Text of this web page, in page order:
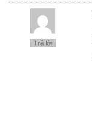
Trả lời